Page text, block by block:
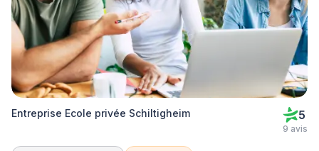
Entreprise Ecole privée Schiltigheim 5
9 avis